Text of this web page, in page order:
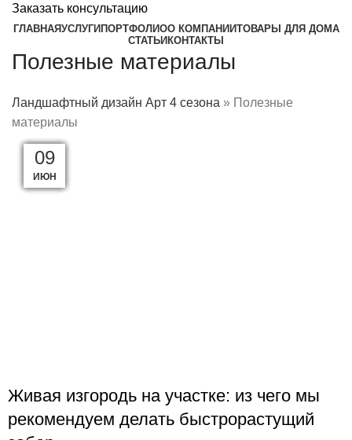
Заказать консультацию
ГЛАВНАЯУСЛУГИ ПОРТФОЛИОО КОМПАНИИТОВАРЫ ДЛЯ ДОМА
СТАТЬИ КОНТАКТЫ
Полезные материалы
Ландшафтный дизайн Арт 4 сезона » Полезные
материалы
02
ИЮЛ
Живая изгородь на участке: из чего мы
рекомендуем делать быстрорастущий
30
ИЮН
29
ИЮН
23
ИЮН
20
ИЮН
18
ИЮН
15
ИЮН
10
ИЮН
09
ИЮН
09
ИЮН